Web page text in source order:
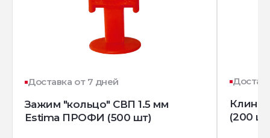
Доставка от 7 дней
Зажим "кольцо" СВП 1.5 мм
Estima ПРОФИ (500 шт)
Клин
(200